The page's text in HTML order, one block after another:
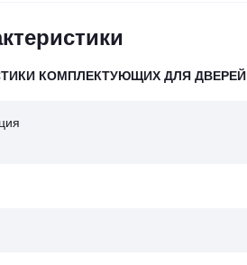
КОМПЛЕКТУЮЩИХ ДЛЯ ДВЕРЕЙ